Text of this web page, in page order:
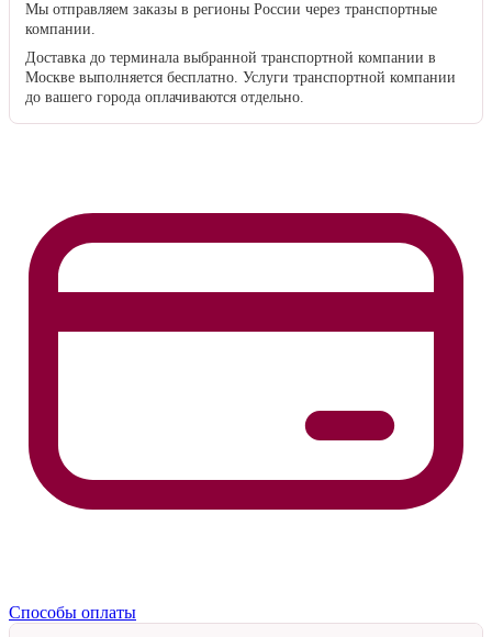
Мы отправляем заказы в регионы России через транспортные
компании.
Доставка до терминала выбранной транспортной компании в
Москве выполняется бесплатно. Услуги транспортной компании
до вашего города оплачиваются отдельно.
Способы оплаты